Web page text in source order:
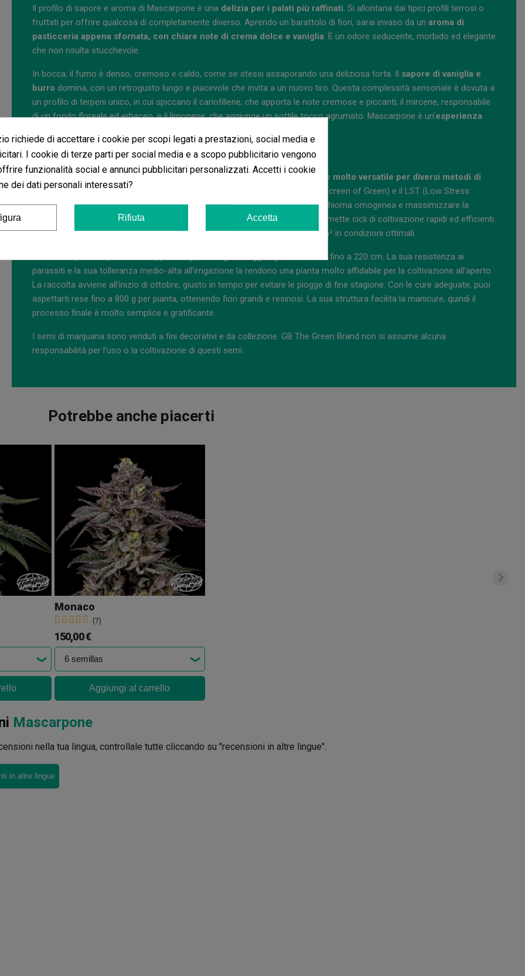
Il profilo di sapore e aroma di Mascarpone è una delizia per i palati più raffinati. Si allontana dai tipici profili terrosi o
fruttati per offrire qualcosa di completamente diverso. Aprendo un barattolo di fiori, sarai invaso da un aroma di
pasticceria appena sfornata, con chiare note di crema dolce e vaniglia. È un odore seducente, morbido ed elegante
che non risulta stucchevole.
In bocca, il fumo è denso, cremoso e caldo, come se stessi assaporando una deliziosa torta. Il sapore di vaniglia e
burro domina, con un retrogusto lungo e piacevole che invita a un nuovo tiro. Questa complessità sensoriale è dovuta a
un profilo di terpeni unico, in cui spiccano il cariofillene, che apporta le note cremose e piccanti; il mircene, responsabile
di un fondo floreale ed erbaceo, e il limonene, che aggiunge un sottile tocco agrumato. Mascarpone è un'esperienza
Coltivazione di questa varietà in interno ed esterno
Mascarpone è una pianta con una struttura forte ed equilibrata, il che la rende molto versatile per diversi metodi di
coltivazione. In interno,risponde molto bene a tecniche come lo SCROG (Screen of Green) e il LST (Low Stress
Training), poiché la sua buona ramificazione laterale permette di creare una chioma omogenea e massimizzare la
produzione. Con un tempo di fioritura di soli 56-63 giorni (8-9 settimane), permette cicli di coltivazione rapidi ed efficienti.
La resa in interno è molto soddisfacente, potendo raggiungere i 500-600 g/m² in condizioni ottimali.
Mascarpone si sviluppa con grande vigore, raggiungendo altezze fino a 220 cm. La sua resistenza ai
parassiti e la sua tolleranza medio-alta all'irrigazione la rendono una pianta molto affidabile per la coltivazione all'aperto.
La raccolta avviene all'inizio di ottobre, giusto in tempo per evitare le piogge di fine stagione. Con le cure adeguate, puoi
aspettarti rese fino a 800 g per pianta, ottenendo fiori grandi e resinosi. La sua struttura facilita la manicure, quindi il
processo finale è molto semplice e gratificante.
I semi di marijuana sono venduti a fini decorativi e da collezione. GB The Green Brand non si assume alcuna
responsabilità per l'uso o la coltivazione di questi semi.
Potrebbe anche piacerti
Monaco
(7)
150,00 €
Aggiungi al carrello
Mascarpone
nella tua lingua, controllale tutte cliccando su "recensioni in altre lingue".
in altre lingue
richiede di accettare i cookie per scopi legati a prestazioni, social media e
I cookie di terze parti per social media e a scopo pubblicitario vengono
funzionalità social e annunci pubblicitari personalizzati. Accetti i cookie
dei dati personali interessati?
Rifiuta Accetta